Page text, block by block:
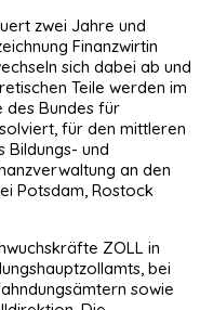
zwei Jahre und
Finanzwirtin
sich dabei ab und
Teile werden im
des Bundes für
für den mittleren
Bildungs- und
an den
Potsdam, Rostock
ZOLL in
bei
sowie